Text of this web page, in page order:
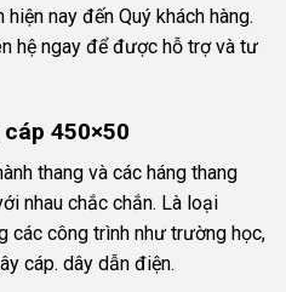
nay đến Quý khách hàng.
hệ ngay để được hỗ trợ và tư
450×50
thang và các háng thang
nhau chắc chắn. Là loại
các công trình như trường học,
cáp. dây dẫn điện.